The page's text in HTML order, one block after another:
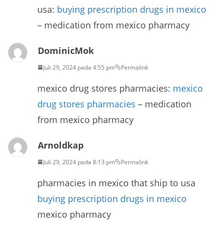
usa: buying prescription drugs in mexico
– medication from mexico pharmacy
DominicMok
Juli 29, 2024 pada 4:55 pm Permalink
mexico drug stores pharmacies: mexico
drug stores pharmacies – medication
from mexico pharmacy
Arnoldkap
Juli 29, 2024 pada 8:13 pm Permalink
pharmacies in mexico that ship to usa
buying prescription drugs in mexico
mexico pharmacy